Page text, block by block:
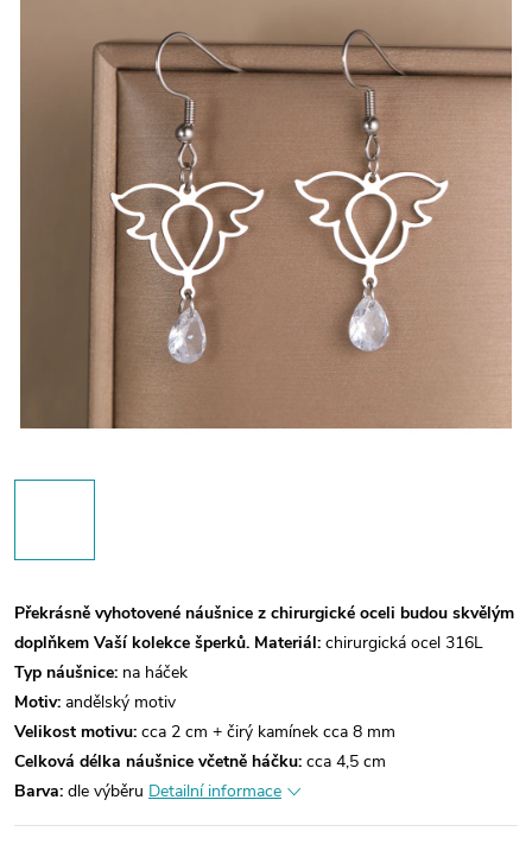
Překrásně vyhotovené náušnice z chirurgické oceli budou skvělým
doplňkem Vaší kolekce šperků. Materiál: chirurgická ocel 316L
Typ náušnice: na háček
Motiv: andělský motiv
Velikost motivu: cca 2 cm + čirý kamínek cca 8 mm
Celková délka náušnice včetně háčku: cca 4,5 cm
Barva: dle výběru Detailní informace